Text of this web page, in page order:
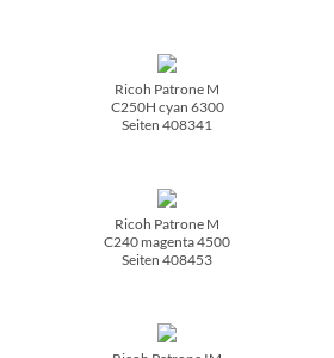
Ricoh Patrone M
C250H cyan 6300
Seiten 408341
Ricoh Patrone M
C240 magenta 4500
Seiten 408453